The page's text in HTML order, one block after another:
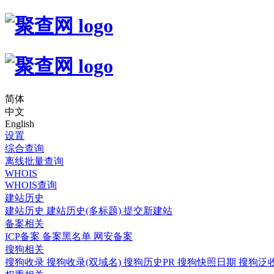
简体
中文
English
设置
综合查询
离线批量查询
WHOIS
WHOIS查询
建站历史
建站历史 建站历史(多标题) 提交新建站
备案相关
ICP备案 备案黑名单 网安备案
搜狗相关
搜狗收录 搜狗收录(双域名) 搜狗历史PR 搜狗快照日期 搜狗泛